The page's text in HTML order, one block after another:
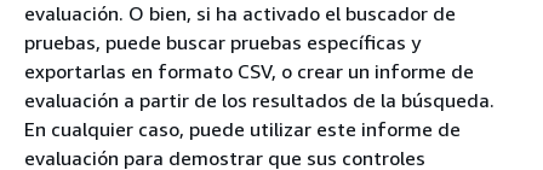
evaluación. O bien, si ha activado el buscador de
pruebas, puede buscar pruebas específicas y
exportarlas en formato CSV, o crear un informe de
evaluación a partir de los resultados de la búsqueda.
En cualquier caso, puede utilizar este informe de
evaluación para demostrar que sus controles